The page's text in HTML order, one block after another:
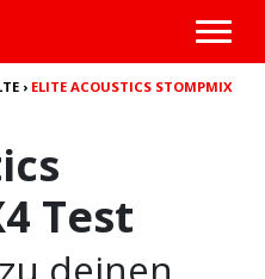
› ELITE ACOUSTICS STOMPMIX
Test